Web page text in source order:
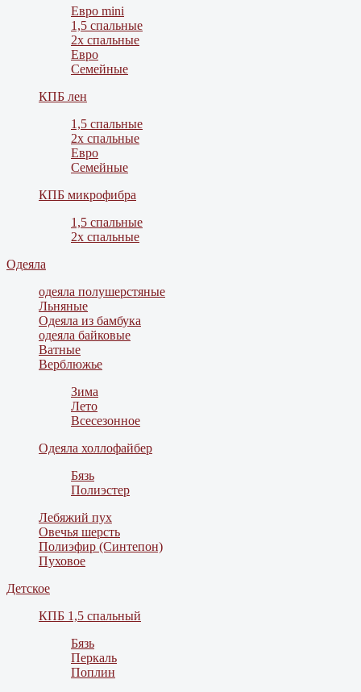
Евро mini
1,5 спальные
2х спальные
Евро
Семейные
КПБ лен
1,5 спальные
2х спальные
Евро
Семейные
КПБ микрофибра
1,5 спальные
2х спальные
Одеяла
одеяла полушерстяные
Льняные
Одеяла из бамбука
одеяла байковые
Ватные
Верблюжье
Зима
Лето
Всесезонное
Одеяла холлофайбер
Бязь
Полиэстер
Лебяжий пух
Овечья шерсть
Полиэфир (Синтепон)
Пуховое
Детское
КПБ 1,5 спальный
Бязь
Перкаль
Поплин